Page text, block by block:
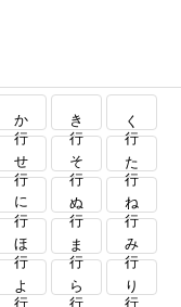
か行 き行 く行
せ行 そ行 た行
に行 ぬ行 ね行
ほ行 ま行 み行
よ行 ら行 り行